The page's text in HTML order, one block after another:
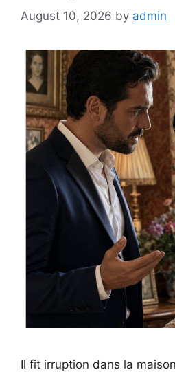
August 10, 2026 by admin
Il fit irruption dans la